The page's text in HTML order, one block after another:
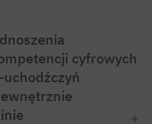
cyfrowych